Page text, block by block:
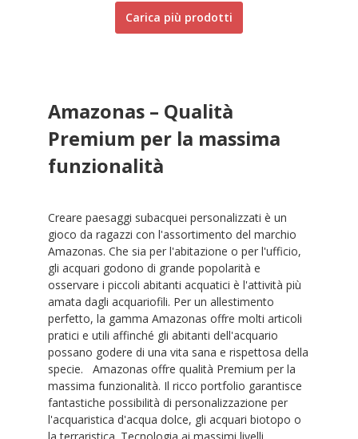
Carica più prodotti
Amazonas – Qualità
Premium per la massima
funzionalità
Creare paesaggi subacquei personalizzati è un
gioco da ragazzi con l'assortimento del marchio
Amazonas. Che sia per l'abitazione o per l'ufficio,
gli acquari godono di grande popolarità e
osservare i piccoli abitanti acquatici è l'attività più
amata dagli acquariofili. Per un allestimento
perfetto, la gamma Amazonas offre molti articoli
pratici e utili affinché gli abitanti dell'acquario
possano godere di una vita sana e rispettosa della
specie. Amazonas offre qualità Premium per la
massima funzionalità. Il ricco portfolio garantisce
fantastiche possibilità di personalizzazione per
l'acquaristica d'acqua dolce, gli acquari biotopo o